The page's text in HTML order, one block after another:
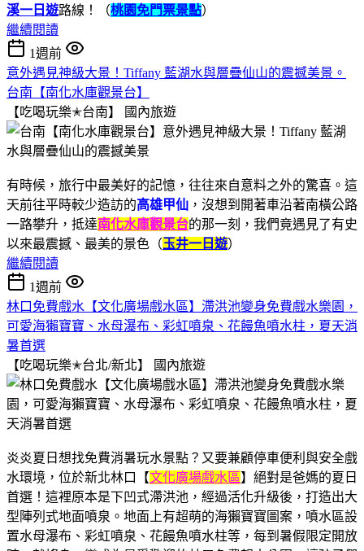
溪一日遊路線！（桃園免門票景點）
繼續閱讀
1週前
意外遇見神級大景！Tiffany 藍湖水與層疊仙山的震撼美景。
台南【南化水庫觀景台】
【吃喝玩樂✭台南】
國內旅遊
有時候，旅行中最美好的記憶，往往來自意料之外的驚喜。這
天前往平時較少造訪的高雄甲仙 ，沒想到開著車沿著南橫公路
一路攀升，抵達南化水庫觀景台的那一刻，我們竟遇見了有史
以來最震撼、最美的景色（玉井一日遊）
繼續閱讀
1週前
林口免費戲水【文化廣場戲水區】滯洪池變身免費戲水樂園，
可愛海獺寶寶、水母瀑布、彩虹噴泉、花饅魚噴水柱，夏天消
暑首選
【吃喝玩樂✭台北/新北】
國內旅遊
炎炎夏日想找免費消暑玩水景點？又要兼顧停車便利與安全戲
水環境，位於新北林口【文化廣場戲水區】絕對是爸媽的夏日
首選！這裡原本是下凹式滯洪池，經過活化升級後，打造出大
型陣列式地面噴泉。地面上有超萌的海獺寶寶圖案，噴水區設
置水母瀑布、彩虹噴泉、花饅魚噴水柱等，每到暑假限定開放